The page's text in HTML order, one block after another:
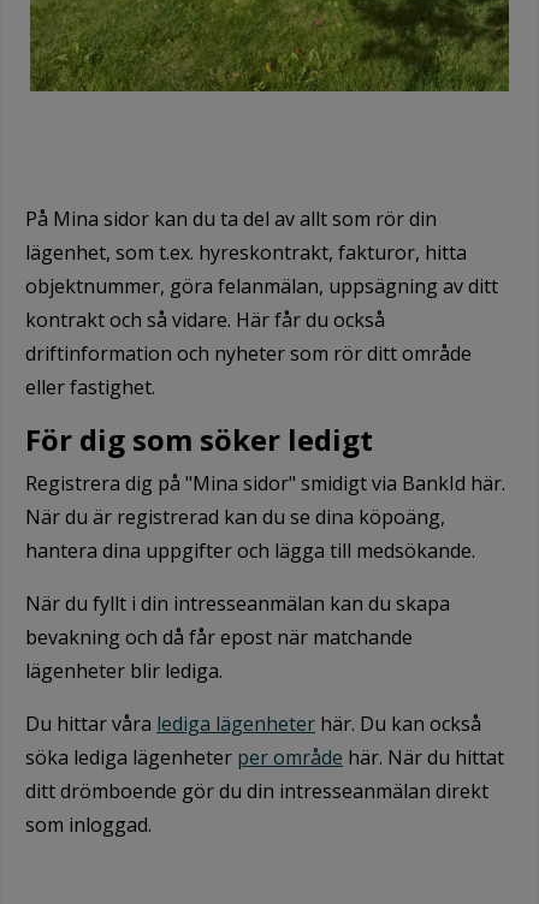
På Mina sidor kan du ta del av allt som rör din
lägenhet, som t.ex. hyreskontrakt, fakturor, hitta
objektnummer, göra felanmälan, uppsägning av ditt
kontrakt och så vidare. Här får du också
driftinformation och nyheter som rör ditt område
eller fastighet.
För dig som söker ledigt
Registrera dig på "Mina sidor" smidigt via BankId här.
När du är registrerad kan du se dina köpoäng,
hantera dina uppgifter och lägga till medsökande.
När du fyllt i din intresseanmälan kan du skapa
bevakning och då får epost när matchande
lägenheter blir lediga.
Du hittar våra lediga lägenheter här. Du kan också
söka lediga lägenheter per område här. När du hittat
ditt drömboende gör du din intresseanmälan direkt
som inloggad.